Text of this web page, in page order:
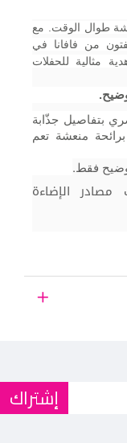
طوال الوقت. مع
من فافانا في
مثالية للحفلات
بتفاصيل جذّابة
منعشة تعم
فقط.
الإضاءة
إشتراك